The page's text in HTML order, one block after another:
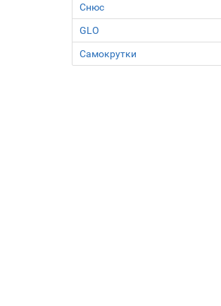
Снюс
GLO
Самокрутки